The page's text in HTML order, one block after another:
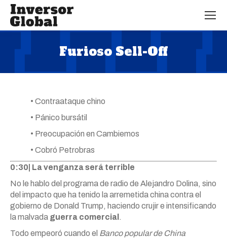
Furioso Sell-Off
• Contraataque chino
• Pánico bursátil
• Preocupación en Cambiemos
• Cobró Petrobras
0:30| La venganza será terrible
No le hablo del programa de radio de Alejandro Dolina, sino
del impacto que ha tenido la arremetida china contra el
gobierno de Donald Trump, haciendo crujir e intensificando
la malvada guerra comercial .
Todo empeoró cuando el Banco popular de China